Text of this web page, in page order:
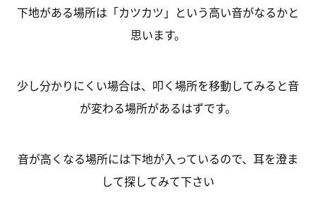
下地がある場所は「カツカツ」という高い音がなるかと
思います。
少し分かりにくい場合は、叩く場所を移動してみると音
が変わる場所があるはずです。
音が高くなる場所には下地が入っているので、耳を澄ま
して探してみて下さい